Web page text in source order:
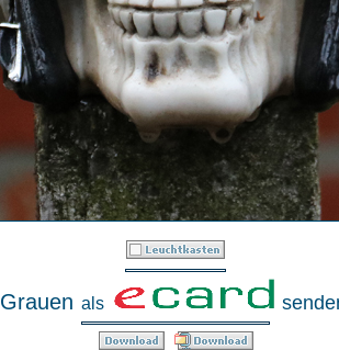
Grauen als